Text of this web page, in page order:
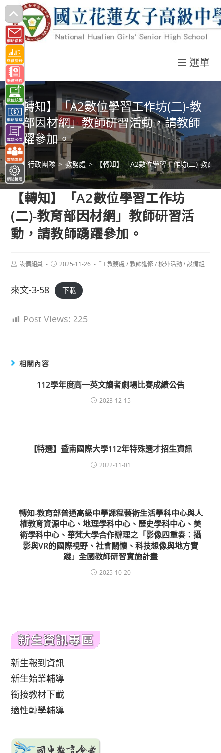
跳
轉
至
主
要
內
容
選單
【轉知】「A2數位學習工作坊(二)-教
育部因材網」教師研習活動，請教師
踴躍參加。
> 行政團隊 > 教務處 > 【轉知】「A2數位學習工作坊(二)-教育
【轉知】「A2數位學習工作坊
(二)-教育部因材網」教師研習活
動，請教師踴躍參加。
Post設備組員
Post2025-11-26
Post教務處 / 教師進修 / 校外活動 / 設備組
來文-3-58 下載
Post Views: 225
相關內容
112學年度高一英文讀者劇場比賽成績公告
2023-12-15
【特選】暨南國際大學112年特殊選才招生資訊
2022-11-01
轉知-教育部普通高級中學課程藝術生活學科中心與人
權教育資源中心、地理學科中心、歷史學科中心、美
術學科中心、華梵大學合作辦理之「影像四重奏：攝
影與VR的國際視野、社會關懷、科技想像與地方實
踐」全國教師研習實施計畫
2025-10-20
新生報到資訊
新生始業輔導
銜接教材下載
適性轉學輔導